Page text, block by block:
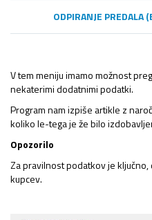
ODPIRANJE PREDALA
V tem meniju imamo možnost
nekaterimi dodatnimi podatki.
Program nam izpiše artikle z
koliko le-tega je že bilo
Opozorilo
Za pravilnost podatkov je
kupcev.